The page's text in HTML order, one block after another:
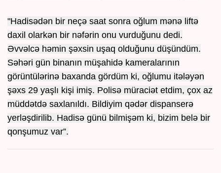
"Hadisədən bir neçə saat sonra oğlum mənə liftə
daxil olarkən bir nəfərin onu vurduğunu dedi.
Əvvəlcə həmin şəxsin uşaq olduğunu düşündüm.
Səhəri gün binanın müşahidə kameralarının
görüntülərinə baxanda gördüm ki, oğlumu itələyən
şəxs 29 yaşlı kişi imiş. Polisə müraciət etdim, çox az
müddətdə saxlanıldı. Bildiyim qədər dispanserə
yerləşdirilib. Hadisə günü bilmişəm ki, bizim belə bir
qonşumuz var”.